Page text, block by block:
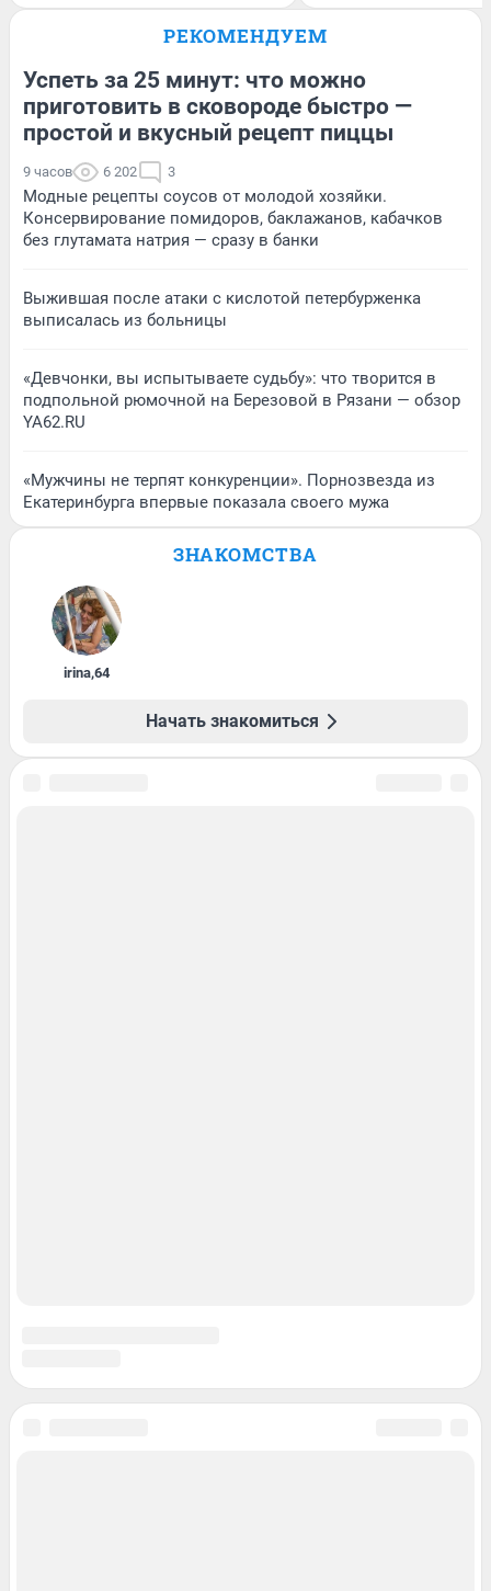
РЕКОМЕНДУЕМ
Успеть за 25 минут: что можно
приготовить в сковороде быстро —
простой и вкусный рецепт пиццы
9 часов 6 202 3
Модные рецепты соусов от молодой хозяйки.
Консервирование помидоров, баклажанов, кабачков
без глутамата натрия — сразу в банки
Выжившая после атаки с кислотой петербурженка
выписалась из больницы
«Девчонки, вы испытываете судьбу»: что творится в
подпольной рюмочной на Березовой в Рязани — обзор
YA62.RU
«Мужчины не терпят конкуренции». Порнозвезда из
Екатеринбурга впервые показала своего мужа
ЗНАКОМСТВА
irina,64
Начать знакомиться